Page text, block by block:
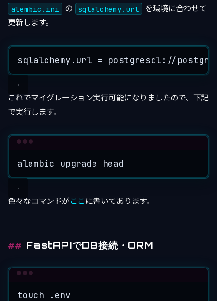
alembic.ini の sqlalchemy.url
を環境に合わせて
更新します。
sqlalchemy.url = postgresql://
これでマイグレーション実行可能になりましたので、下記
で実行します。
alembic upgrade head
色々なコマンドが ここ に書いてあります。
FastAPIでDB接続・ORM
touch
.env